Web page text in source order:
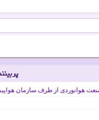
هوانوردی از طرف سازمان